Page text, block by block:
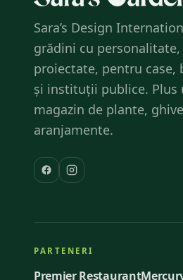
Sara’s Design
grădini cu
proiectate, pentru case,
și instituții publice. Plus
magazin de plante,
aranjamente.
PARTENERI
Premier Restaurant